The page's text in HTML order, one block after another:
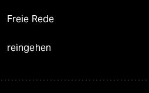
Freie Rede
reingehen